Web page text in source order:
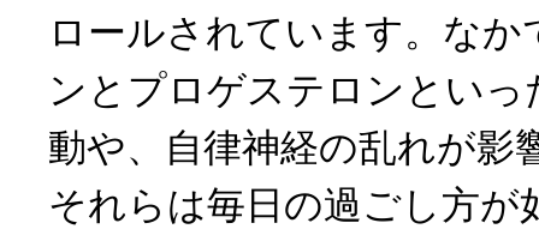
ロールされています。な
ンとプロゲステロンとい
動や、自律神経の乱れが影
それらは毎日の過ごし方が